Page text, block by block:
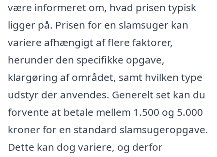
være informeret om, hvad prisen typisk
ligger på. Prisen for en slamsuger kan
variere afhængigt af flere faktorer,
herunder den specifikke opgave,
klargøring af området, samt hvilken type
udstyr der anvendes. Generelt set kan du
forvente at betale mellem 1.500 og 5.000
kroner for en standard slamsugeropgave.
Dette kan dog variere, og derfor